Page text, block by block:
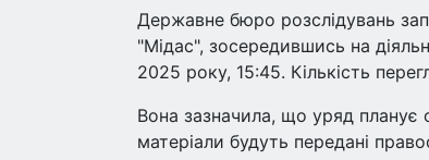
Державне бюро розслідувань
"Мідас", зосередившись на
2025 року, 15:45. Кількість
Вона зазначила, що уряд планує
матеріали будуть передані